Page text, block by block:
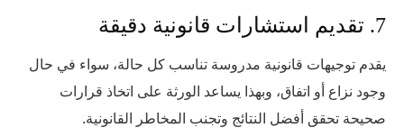
7. تقديم استشارات قانونية دقيقة
يقدم توجيهات قانونية مدروسة تناسب كل حالة، سواء في حال
وجود نزاع أو اتفاق، وبهذا يساعد الورثة على اتخاذ قرارات
صحيحة تحقق أفضل النتائج وتجنب المخاطر القانونية.